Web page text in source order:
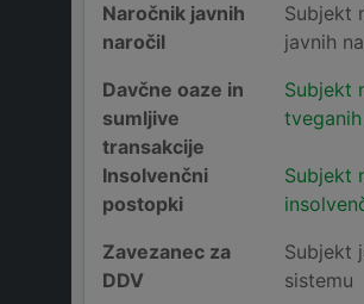
Naročnik javnih
naročil
Subjekt
javnih
Davčne oaze in
sumljive
transakcije
Subjekt
Insolvenčni
postopki
Subjekt
Zavezanec za
DDV
Subjekt
sistemu